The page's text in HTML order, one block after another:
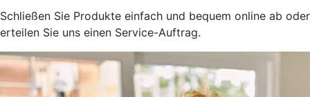
Schließen Sie Produkte einfach und bequem online ab oder
erteilen Sie uns einen Service-Auftrag.